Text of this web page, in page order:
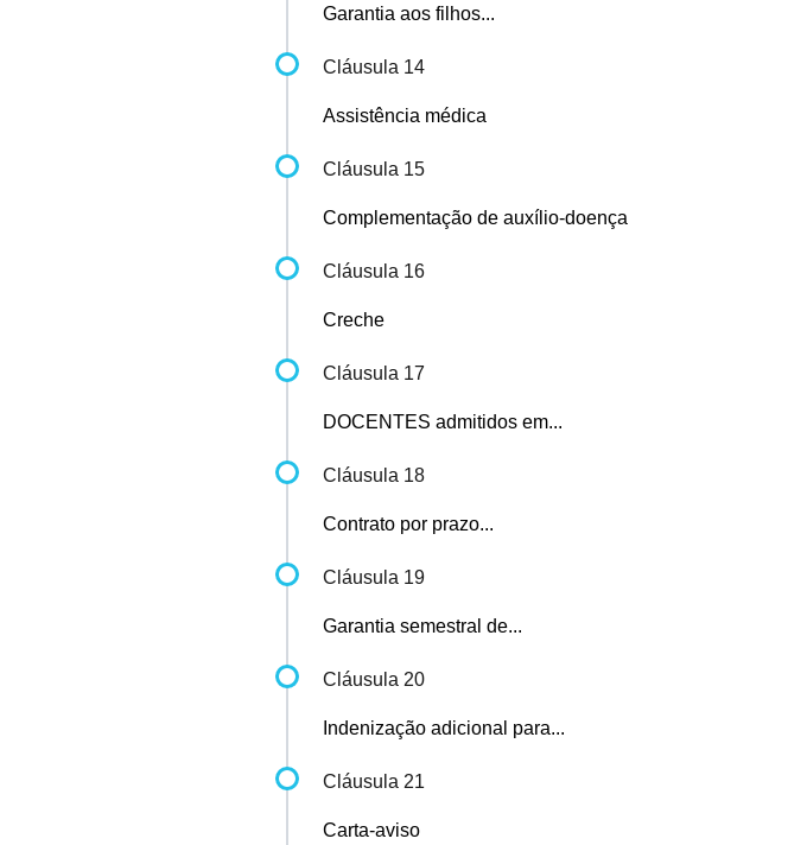
Garantia aos filhos...
Cláusula 14
Assistência médica
Cláusula 15
Complementação de auxílio-doença
Cláusula 16
Creche
Cláusula 17
DOCENTES admitidos em...
Cláusula 18
Contrato por prazo...
Cláusula 19
Garantia semestral de...
Cláusula 20
Indenização adicional para...
Cláusula 21
Carta-aviso